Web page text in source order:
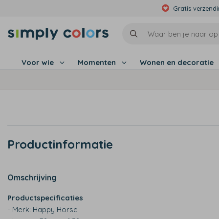
Gratis
Voor wie Momenten Wonen en decoratie
Productinformatie
Omschrijving
Productspecificaties
- Merk: Happy Horse